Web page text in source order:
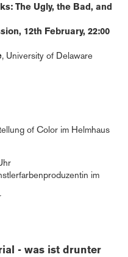
The Ugly, the Bad, and
12th February, 22:00
, University of Delaware
of Color im Helmhaus
im
- was ist drunter